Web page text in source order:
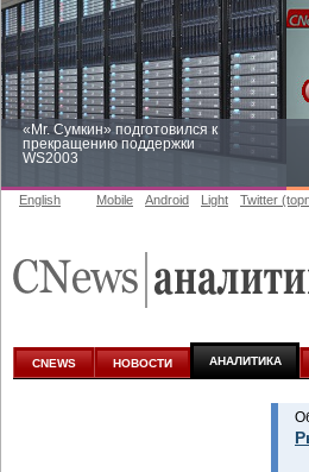
«Mr. Сумкин» подготовился к
прекращению поддержки
WS2003
аналитике
English Mobile Android Light Twitter
CNEWS НОВОСТИ АНАЛИТИКА